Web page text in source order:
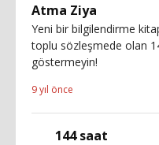
Atma Ziya
Yeni bir bilgilendirme
toplu sözleşmede olan
göstermeyin!
9 yıl önce
144 saat